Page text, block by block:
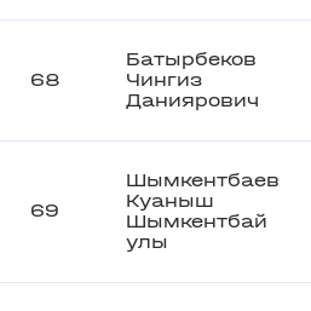
68
Батырбеков
Чингиз
Даниярович
69
Шымкентбаев
Куаныш
Шымкентбай
улы